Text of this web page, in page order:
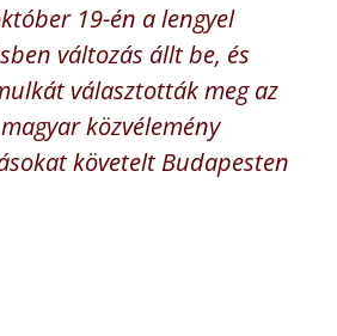
19-én a lengyel
változás állt be, és
választották meg az
közvélemény
követelt Budapesten